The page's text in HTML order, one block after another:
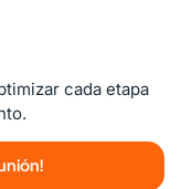
cada etapa